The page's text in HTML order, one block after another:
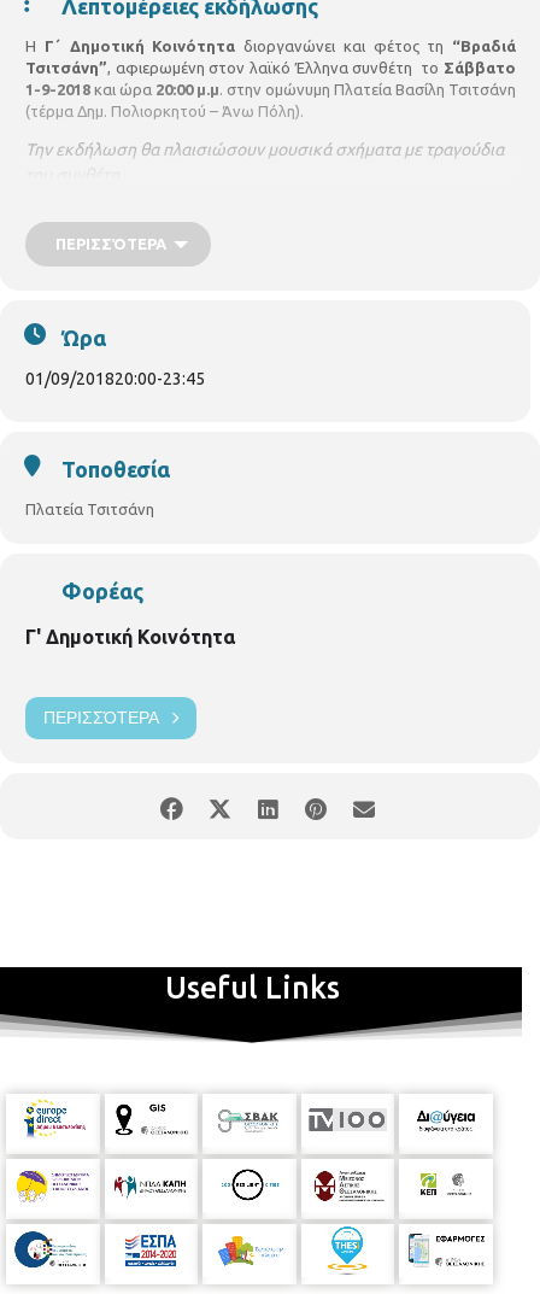
Λεπτομέρειες εκδήλωσης
Η Γ΄ Δημοτική Κοινότητα διοργανώνει και φέτος τη “Βραδιά
Τσιτσάνη”, αφιερωμένη στον λαϊκό Έλληνα συνθέτη το Σάββατο
1-9-2018 και ώρα 20:00 μ.μ. στην ομώνυμη Πλατεία Βασίλη Τσιτσάνη
(τέρμα Δημ. Πολιορκητού – Άνω Πόλη).
Την εκδήλωση θα πλαισιώσουν μουσικά σχήματα με τραγούδια
ΠΕΡΙΣΣΌΤΕΡΑ
Ώρα
01/09/201820:00-23:45
Τοποθεσία
Πλατεία Τσιτσάνη
Φορέας
Γ' Δημοτική Κοινότητα
ΠΕΡΙΣΣΌΤΕΡΑ
Useful Links